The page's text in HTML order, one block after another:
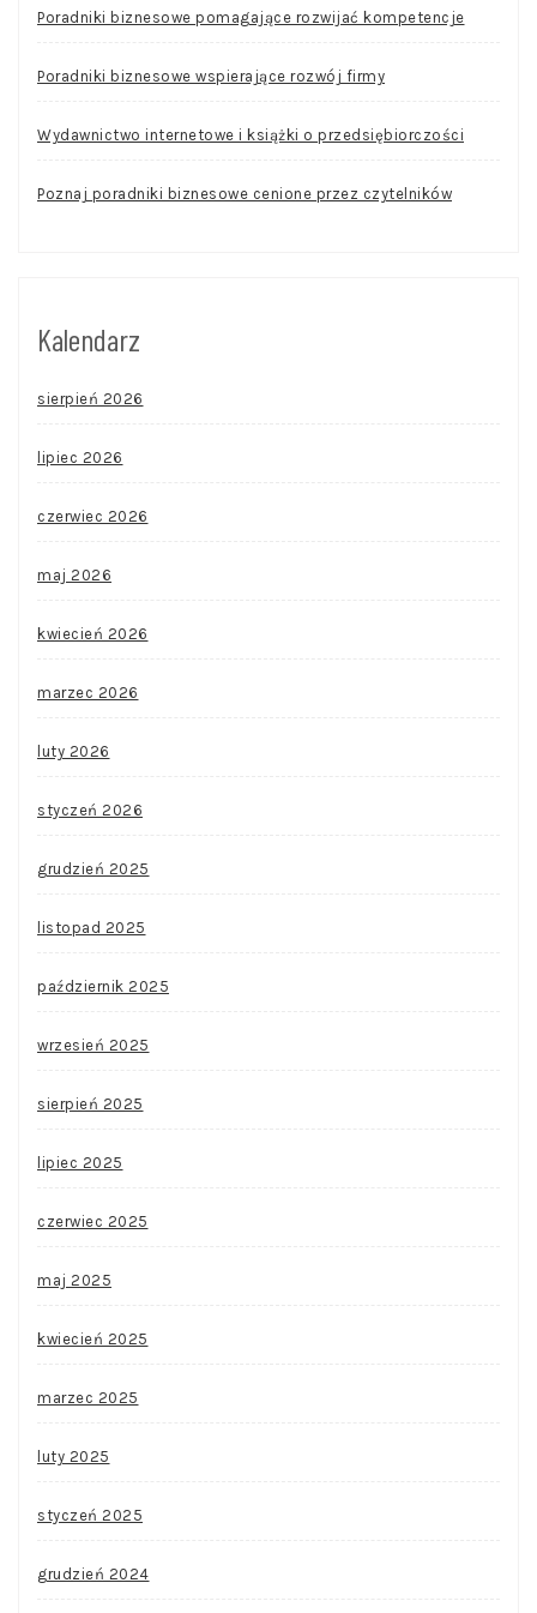
Poradniki biznesowe pomagające rozwijać kompetencje
Poradniki biznesowe wspierające rozwój firmy
Wydawnictwo internetowe i książki o przedsiębiorczości
Poznaj poradniki biznesowe cenione przez czytelników
Kalendarz
sierpień 2026
lipiec 2026
czerwiec 2026
maj 2026
kwiecień 2026
marzec 2026
luty 2026
styczeń 2026
grudzień 2025
listopad 2025
październik 2025
wrzesień 2025
sierpień 2025
lipiec 2025
czerwiec 2025
maj 2025
kwiecień 2025
marzec 2025
luty 2025
styczeń 2025
grudzień 2024